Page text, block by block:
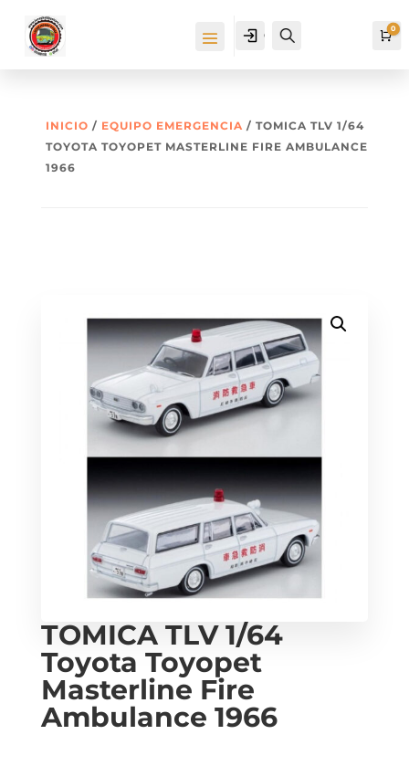
Cuenta 0
INICIO / EQUIPO EMERGENCIA / TOMICA TLV 1/64
TOYOTA TOYOPET MASTERLINE FIRE AMBULANCE
1966
TOMICA TLV 1/64
Toyota Toyopet
Masterline Fire
Ambulance 1966